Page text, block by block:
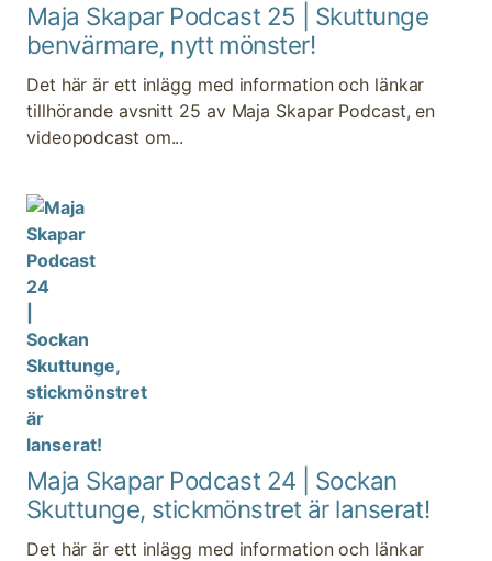
Maja Skapar Podcast 25 | Skuttunge
benvärmare, nytt mönster!
Det här är ett inlägg med information och länkar
tillhörande avsnitt 25 av Maja Skapar Podcast, en
videopodcast om...
Maja Skapar Podcast 24 | Sockan
Skuttunge, stickmönstret är lanserat!
Det här är ett inlägg med information och länkar